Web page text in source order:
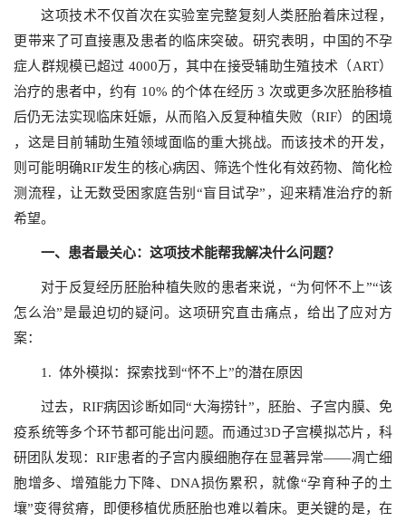
这项技术不仅首次在实验室完整复刻人类胚胎着床过程，
更带来了可直接惠及患者的临床突破。研究表明，中国的不孕
症人群规模已超过 4000万，其中在接受辅助生殖技术（ART）
治疗的患者中，约有 10% 的个体在经历 3 次或更多次胚胎移植
后仍无法实现临床妊娠，从而陷入反复种植失败（RIF）的困境
，这是目前辅助生殖领域面临的重大挑战。而该技术的开发，
则可能明确RIF发生的核心病因、筛选个性化有效药物、简化检
测流程，让无数受困家庭告别“盲目试孕”，迎来精准治疗的新
希望。
一、患者最关心：这项技术能帮我解决什么问题？
对于反复经历胚胎种植失败的患者来说，“为何怀不上”“该
怎么治”是最迫切的疑问。这项研究直击痛点，给出了应对方
案：
1. 体外模拟：探索找到“怀不上”的潜在原因
过去，RIF病因诊断如同“大海捞针”，胚胎、子宫内膜、免
疫系统等多个环节都可能出问题。而通过3D子宫模拟芯片，科
研团队发现：RIF患者的子宫内膜细胞存在显著异常——凋亡细
胞增多、增殖能力下降、DNA损伤累积，就像“孕育种子的土
壤”变得贫瘠，即便移植优质胚胎也难以着床。更关键的是，在